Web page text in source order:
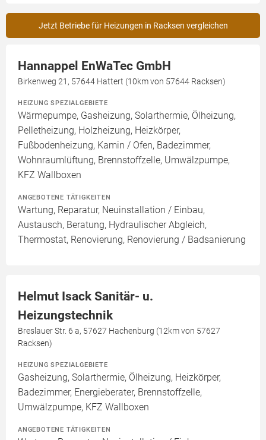
Jetzt Betriebe für Heizungen in Racksen vergleichen
Hannappel EnWaTec GmbH
Birkenweg 21, 57644 Hattert (10km von 57644 Racksen)
HEIZUNG SPEZIALGEBIETE
Wärmepumpe, Gasheizung, Solarthermie, Ölheizung,
Pelletheizung, Holzheizung, Heizkörper,
Fußbodenheizung, Kamin / Ofen, Badezimmer,
Wohnraumlüftung, Brennstoffzelle, Umwälzpumpe,
KFZ Wallboxen
ANGEBOTENE TÄTIGKEITEN
Wartung, Reparatur, Neuinstallation / Einbau,
Austausch, Beratung, Hydraulischer Abgleich,
Thermostat, Renovierung, Renovierung / Badsanierung
Helmut Isack Sanitär- u.
Heizungstechnik
Breslauer Str. 6 a, 57627 Hachenburg (12km von 57627
Racksen)
HEIZUNG SPEZIALGEBIETE
Gasheizung, Solarthermie, Ölheizung, Heizkörper,
Badezimmer, Energieberater, Brennstoffzelle,
Umwälzpumpe, KFZ Wallboxen
ANGEBOTENE TÄTIGKEITEN